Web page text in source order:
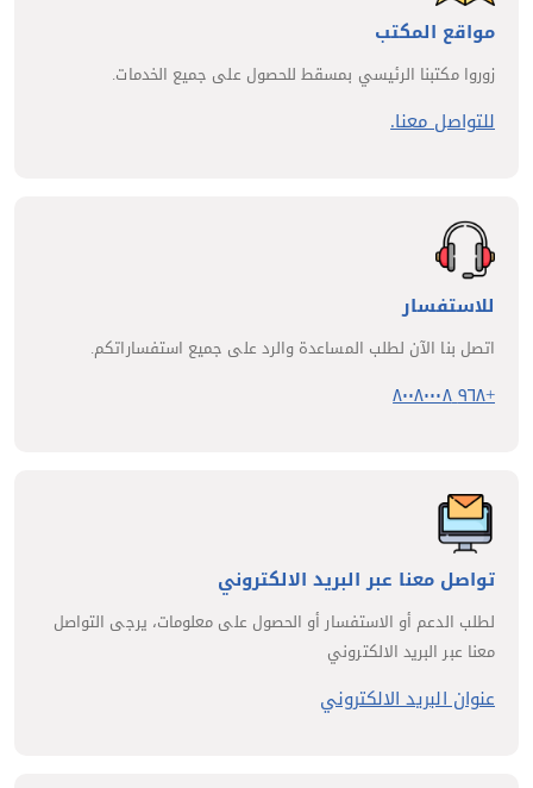
مواقع المكتب
زوروا مكتبنا الرئيسي بمسقط للحصول على جميع الخدمات.
للتواصل معنا.
للاستفسار
اتصل بنا الآن لطلب المساعدة والرد على جميع استفساراتكم.
+٩٦٨ ٨٠٠٨٠٠٠٨
تواصل معنا عبر البريد الالكتروني
لطلب الدعم أو الاستفسار أو الحصول على معلومات، يرجى التواصل
معنا عبر البريد الالكتروني
عنوان البريد الالكتروني